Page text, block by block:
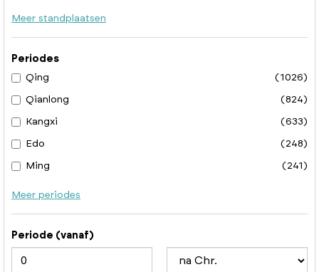
Meer standplaatsen
Periodes
Qing
(1026)
Qianlong (824)
Kangxi (633)
Edo (248)
Ming (241)
Meer periodes
Periode (vanaf)